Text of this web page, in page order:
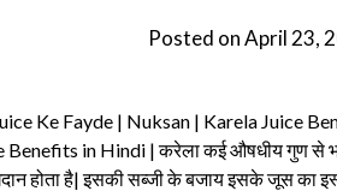
Posted onApril 23,
Ke Fayde | Nuksan | Karela Juice
Benefits in Hindi | करेला कई औषधीय गुण से
होता है| इसकी सब्जी के बजाय इसके जूस का